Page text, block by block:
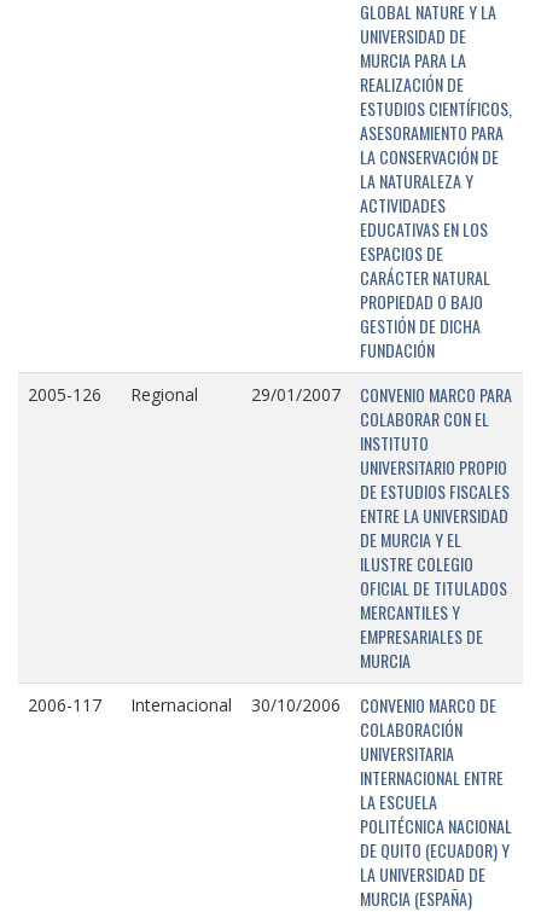
GLOBAL NATURE Y LA
UNIVERSIDAD DE
MURCIA PARA LA
REALIZACIÓN DE
ESTUDIOS CIENTÍFICOS,
ASESORAMIENTO PARA
LA CONSERVACIÓN DE
LA NATURALEZA Y
ACTIVIDADES
EDUCATIVAS EN LOS
ESPACIOS DE
CARÁCTER NATURAL
PROPIEDAD O BAJO
GESTIÓN DE DICHA
FUNDACIÓN
2005-126 Regional 29/01/2007
CONVENIO MARCO PARA
COLABORAR CON EL
INSTITUTO
UNIVERSITARIO PROPIO
DE ESTUDIOS FISCALES
ENTRE LA UNIVERSIDAD
DE MURCIA Y EL
ILUSTRE COLEGIO
OFICIAL DE TITULADOS
MERCANTILES Y
EMPRESARIALES DE
MURCIA
2006-117 Internacional 30/10/2006
CONVENIO MARCO DE
COLABORACIÓN
UNIVERSITARIA
INTERNACIONAL ENTRE
LA ESCUELA
POLITÉCNICA NACIONAL
DE QUITO (ECUADOR) Y
LA UNIVERSIDAD DE
MURCIA (ESPAÑA)